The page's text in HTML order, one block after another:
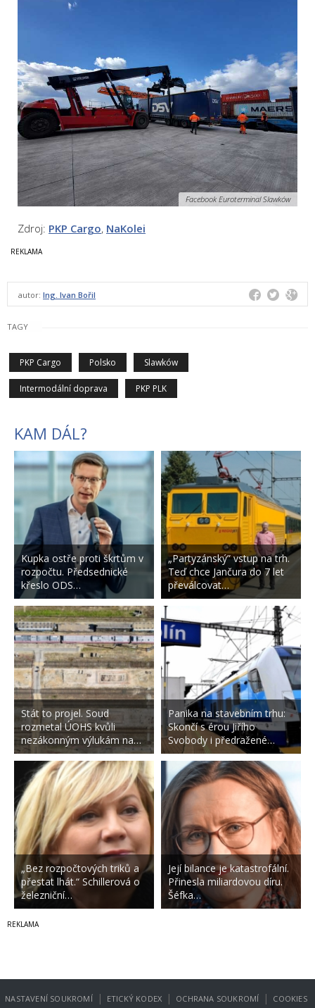
Facebook Euroterminal Slawków
Zdroj: PKP Cargo, NaKolei
autor: Ing. Ivan Bořil
TAGY
PKP Cargo Polsko Slawków
Intermodální doprava PKP PLK
KAM DÁL?
Kupka ostře proti škrtům v
rozpočtu. Předsednické
křeslo ODS…
Stát to projel. Soud
rozmetal ÚOHS kvůli
nezákonným výlukám na…
„Bez rozpočtových triků a
přestat lhát.“ Schillerová o
železniční…
„Partyzánský” vstup na trh.
Teď chce Jančura do 7 let
převálcovat…
Panika na stavebním trhu:
Skončí s érou Jiřího
Svobody i předražené…
Její bilance je katastrofální.
Přinesla miliardovou díru.
Šéfka…
NASTAVENÍ SOUKROMÍ | ETICKÝ KODEX | OCHRANA SOUKROMÍ | COOKIES